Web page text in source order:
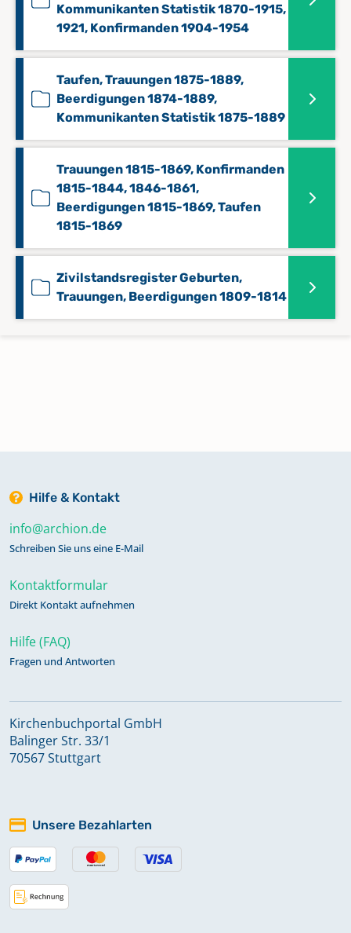
Kommunikanten Statistik 1870-1915,
1921, Konfirmanden 1904-1954
Taufen, Trauungen 1875-1889,
Beerdigungen 1874-1889,
Kommunikanten Statistik 1875-1889
Trauungen 1815-1869, Konfirmanden
1815-1844, 1846-1861,
Beerdigungen 1815-1869, Taufen
1815-1869
Zivilstandsregister Geburten,
Trauungen, Beerdigungen 1809-1814
Hilfe & Kontakt
info@archion.de
Schreiben Sie uns eine E-Mail
Kontaktformular
Direkt Kontakt aufnehmen
Hilfe (FAQ)
Fragen und Antworten
Kirchenbuchportal GmbH
Balinger Str. 33/1
70567 Stuttgart
Unsere Bezahlarten